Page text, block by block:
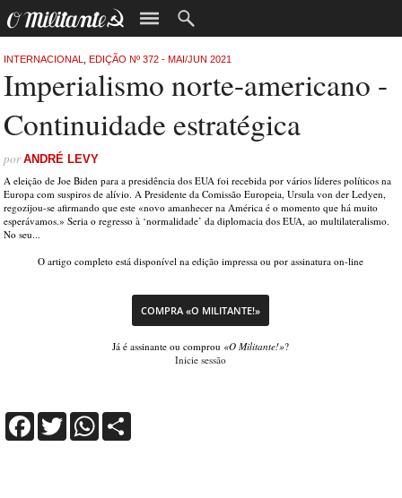
INTERNACIONAL ,EDIÇÃO Nº 372 - MAI/JUN 2021
Imperialismo norte-americano -
Continuidade estratégica
porANDRÉ LEVY
A eleição de Joe Biden para a presidência dos EUA foi recebida por vários líderes políticos na
Europa com suspiros de alívio. A Presidente da Comissão Europeia, Ursula von der Ledyen,
regozijou-se afirmando que este «novo amanhecer na América é o momento que há muito
esperávamos.» Seria o regresso à ‘normalidade’ da diplomacia dos EUA, ao multilateralismo.
No seu...
O artigo completo está disponível na edição impressa ou por assinatura on-line
COMPRA «O MILITANTE!»
Já é assinante ou comprou «O Militante!»?
Inicie sessão
FacebookTwitterWhatsApp